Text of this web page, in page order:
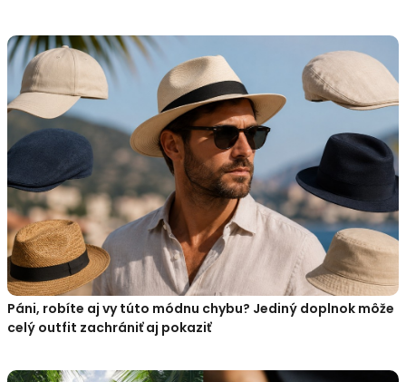
Páni, robíte aj vy túto módnu chybu? Jediný doplnok môže
celý outfit zachrániť aj pokaziť